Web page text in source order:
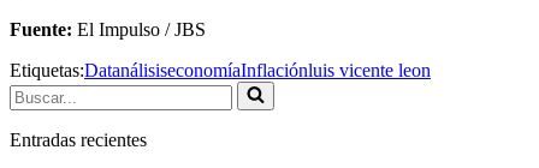
Fuente: El Impulso / JBS
Etiquetas:DatanálisiseconomíaInflaciónluis vicente leon
Buscar...
Entradas recientes